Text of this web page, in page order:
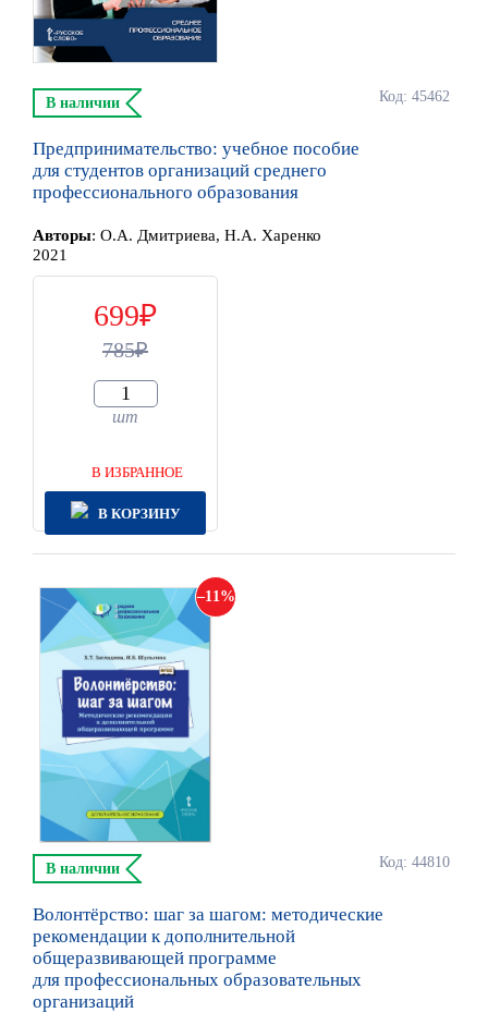
Код: 45462
В наличии
Предпринимательство: учебное пособие
для студентов организаций среднего
профессионального образования
Авторы: О.А. Дмитриева, Н.А. Харенко
2021
699
785
шт
В ИЗБРАННОЕ
В КОРЗИНУ
11
Код: 44810
В наличии
Волонтёрство: шаг за шагом: методические
рекомендации к дополнительной
общеразвивающей программе
для профессиональных образовательных
организаций